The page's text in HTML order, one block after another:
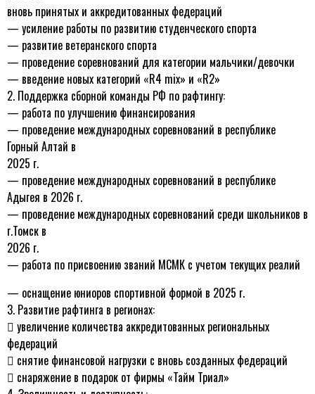
вновь принятых и аккредитованных федераций
— усиление работы по развитию студенческого спорта
— развитие ветеранского спорта
— проведение соревнований для категории мальчики/девочки
— введение новых категорий «R4 mix» и «R2»
2. Поддержка сборной команды РФ по рафтингу:
— работа по улучшению финансирования
— проведение международных соревнований в республике
Горный Алтай в
2025 г.
— проведение международных соревнований в республике
Адыгея в 2026 г.
— проведение международных соревнований среди школьников в
г.Томск в
2026 г.
— работа по присвоению званий МСМК с учетом текущих реалий
— оснащение юниоров спортивной формой в 2025 г.
3. Развитие рафтинга в регионах:
 увеличение количества аккредитованных региональных
федераций
 снятие финансовой нагрузки с вновь созданных федераций
 снаряжение в подарок от фирмы «Тайм Триал»